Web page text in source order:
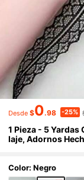
Desde $0.98 -25%
1 Pieza - 5 Yardas
laje, Adornos
Color: Negro